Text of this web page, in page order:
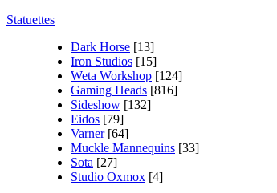
Statuettes
Dark Horse [13]
Iron Studios [15]
Weta Workshop [124]
Gaming Heads [816]
Sideshow [132]
Eidos [79]
Varner [64]
Muckle Mannequins [33]
Sota [27]
Studio Oxmox [4]